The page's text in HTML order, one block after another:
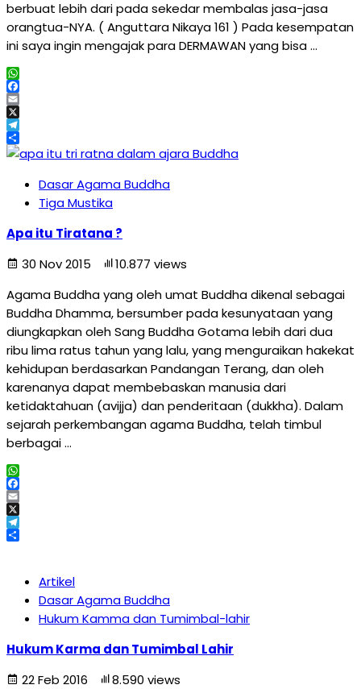
berbuat lebih dari pada sekedar membalas jasa-jasa
orangtua-NYA. ( Anguttara Nikaya 161 ) Pada kesempatan
ini saya ingin mengajak para DERMAWAN yang bisa …
WhatsApp
Facebook
Email
X
Telegram
Share
Dasar Agama Buddha
Tiga Mustika
Apa itu Tiratana ?
30 Nov 2015
10.877 views
Agama Buddha yang oleh umat Buddha dikenal sebagai
Buddha Dhamma, bersumber pada kesunyataan yang
diungkapkan oleh Sang Buddha Gotama lebih dari dua
ribu lima ratus tahun yang lalu, yang menguraikan hakekat
kehidupan berdasarkan Pandangan Terang, dan oleh
karenanya dapat membebaskan manusia dari
ketidaktahuan (avijja) dan penderitaan (dukkha). Dalam
sejarah perkembangan agama Buddha, telah timbul
berbagai …
WhatsApp
Facebook
Email
X
Telegram
Artikel
Dasar Agama Buddha
Hukum Kamma dan Tumimbal-lahir
Hukum Karma dan Tumimbal Lahir
22 Feb 2016
8.590 views